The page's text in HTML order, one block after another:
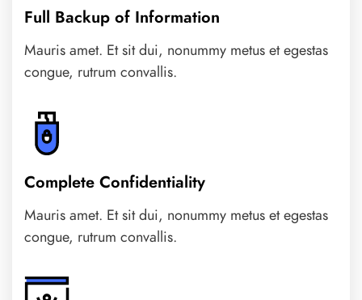
Full Backup of Information
Mauris amet. Et sit dui, nonummy metus et egestas
congue, rutrum convallis.
Complete Confidentiality
Mauris amet. Et sit dui, nonummy metus et egestas
congue, rutrum convallis.